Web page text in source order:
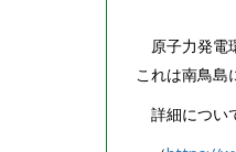
原子力発電
これは南鳥島
詳細につい